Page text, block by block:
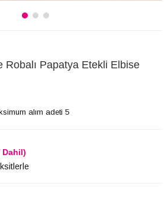
Robalı Papatya Etekli Elbise
alım adeti 5
Dahil)